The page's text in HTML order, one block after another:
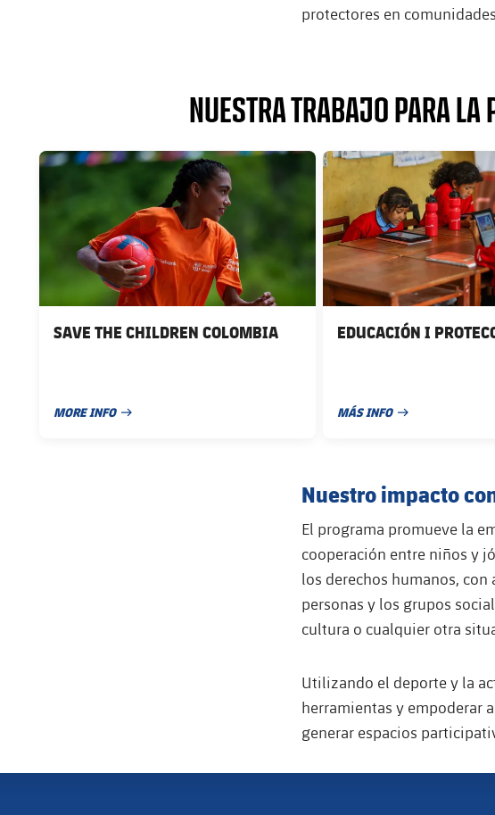
protectores en
NUESTRA TRABAJO PARA
FC Barcelona club badge
SAVE THE CHILDREN COLOMBIA
MORE INFO
FECHA DE PUBLICACIÓN
FC Barcelona club badge
EDUCACIÓN I
MÁS INFO
FECHA DE PUBLICACIÓN
Nuestro impacto
El programa promueve la
cooperación entre niños y
los derechos humanos,
personas y los grupos
cultura o cualquier otra
Utilizando el deporte y la
herramientas y empoderar
generar espacios